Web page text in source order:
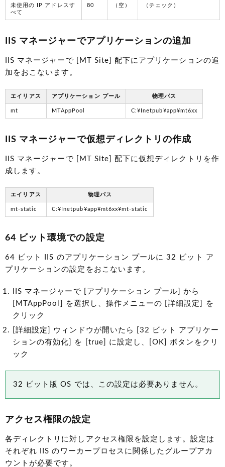
未使用の IP アドレスす
べて
80 （空） （チェック）
IIS マネージャーでアプリケーションの追加
IIS マネージャーで [MT Site] 配下にアプリケーションの追
加をおこないます。
エイリアス アプリケーション プール 物理パス
mt MTAppPool C:¥Inetpub¥app¥mt6xx
IIS マネージャーで仮想ディレクトリの作成
IIS マネージャーで [MT Site] 配下に仮想ディレクトリを作
成します。
エイリアス 物理パス
mt-static C:¥Inetpub¥app¥mt6xx¥mt-static
64 ビット環境での設定
64 ビット IIS のアプリケーション プールに 32 ビット ア
プリケーションの設定をおこないます。
IIS マネージャーで [アプリケーション プール] から
[MTAppPool] を選択し、操作メニューの [詳細設定] を
クリック
[詳細設定] ウィンドウが開いたら [32 ビット アプリケー
ションの有効化] を [true] に設定し、[OK] ボタンをクリ
ック
32 ビット版 OS では、この設定は必要ありません。
アクセス権限の設定
各ディレクトリに対しアクセス権限を設定します。設定は
それぞれ IIS のワーカープロセスに関係したグループアカ
ウントが必要です。